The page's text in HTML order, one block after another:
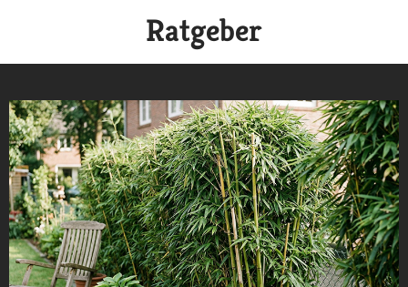
Ratgeber